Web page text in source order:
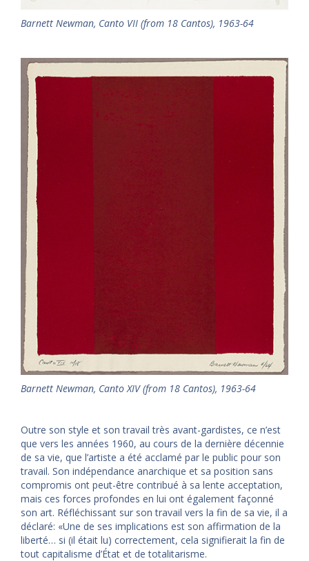
Barnett Newman, Canto VII (from 18 Cantos), 1963-64
Barnett Newman, Canto XIV (from 18 Cantos), 1963-64
Outre son style et son travail très avant-gardistes, ce n’est
que vers les années 1960, au cours de la dernière décennie
de sa vie, que l’artiste a été acclamé par le public pour son
travail. Son indépendance anarchique et sa position sans
compromis ont peut-être contribué à sa lente acceptation,
mais ces forces profondes en lui ont également façonné
son art. Réfléchissant sur son travail vers la fin de sa vie, il a
déclaré: «Une de ses implications est son affirmation de la
liberté… si (il était lu) correctement, cela signifierait la fin de
tout capitalisme d’État et de totalitarisme.